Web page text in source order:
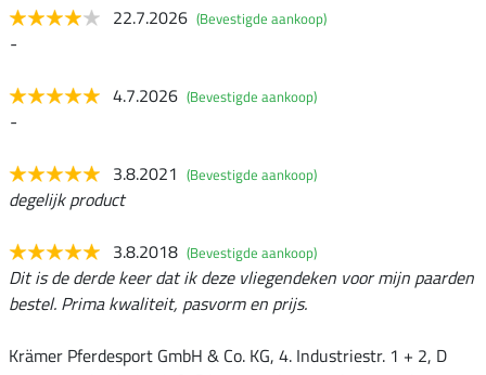
22.7.2026 (Bevestigde aankoop)
-
4.7.2026 (Bevestigde aankoop)
-
3.8.2021 (Bevestigde aankoop)
degelijk product
3.8.2018 (Bevestigde aankoop)
Dit is de derde keer dat ik deze vliegendeken voor mijn paarden
bestel. Prima kwaliteit, pasvorm en prijs.
Krämer Pferdesport GmbH & Co. KG, 4. Industriestr. 1 + 2, D